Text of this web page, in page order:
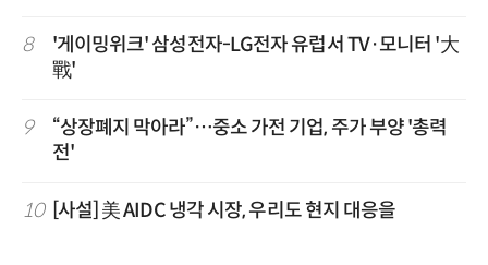
8
'게이밍위크' 삼성전자-LG전자 유럽서 TV·모니터 '大
戰'
9
“상장폐지 막아라”…중소 가전 기업, 주가 부양 '총력
전'
10 [사설] 美 AIDC 냉각 시장, 우리도 현지 대응을